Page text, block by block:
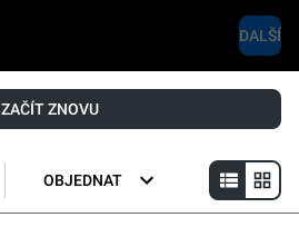
DALŠÍ
ZAČÍT ZNOVU
OBJEDNAT